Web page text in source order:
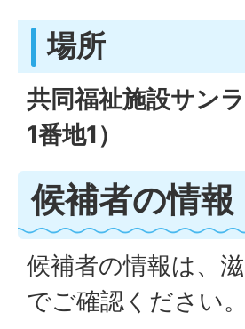
場所
共同福祉施設サン
1番地1）
候補者の情報
候補者の情報は、
でご確認ください。